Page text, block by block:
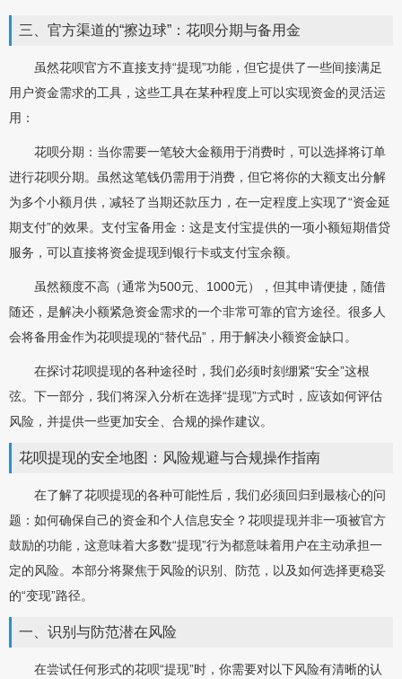
三、官方渠道的“擦边球”：花呗分期与备用金
虽然花呗官方不直接支持“提现”功能，但它提供了一些间接满足
用户资金需求的工具，这些工具在某种程度上可以实现资金的灵活运
用：
花呗分期：当你需要一笔较大金额用于消费时，可以选择将订单
进行花呗分期。虽然这笔钱仍需用于消费，但它将你的大额支出分解
为多个小额月供，减轻了当期还款压力，在一定程度上实现了“资金延
期支付”的效果。支付宝备用金：这是支付宝提供的一项小额短期借贷
服务，可以直接将资金提现到银行卡或支付宝余额。
虽然额度不高（通常为500元、1000元），但其申请便捷，随借
随还，是解决小额紧急资金需求的一个非常可靠的官方途径。很多人
会将备用金作为花呗提现的“替代品”，用于解决小额资金缺口。
在探讨花呗提现的各种途径时，我们必须时刻绷紧“安全”这根
弦。下一部分，我们将深入分析在选择“提现”方式时，应该如何评估
风险，并提供一些更加安全、合规的操作建议。
花呗提现的安全地图：风险规避与合规操作指南
在了解了花呗提现的各种可能性后，我们必须回归到最核心的问
题：如何确保自己的资金和个人信息安全？花呗提现并非一项被官方
鼓励的功能，这意味着大多数“提现”行为都意味着用户在主动承担一
定的风险。本部分将聚焦于风险的识别、防范，以及如何选择更稳妥
的“变现”路径。
一、识别与防范潜在风险
在尝试任何形式的花呗“提现”时，你需要对以下风险有清晰的认